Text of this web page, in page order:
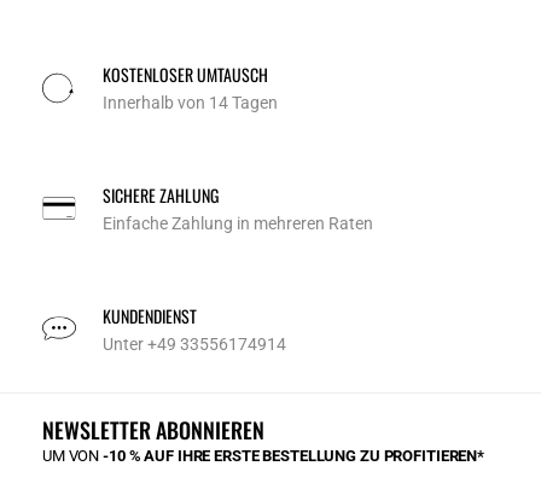
KOSTENLOSER UMTAUSCH
Innerhalb von 14 Tagen
SICHERE ZAHLUNG
Einfache Zahlung in mehreren Raten
KUNDENDIENST
Unter +49 33556174914
NEWSLETTER ABONNIEREN
UM VON-10 % AUF IHRE ERSTE BESTELLUNG ZU PROFITIEREN*